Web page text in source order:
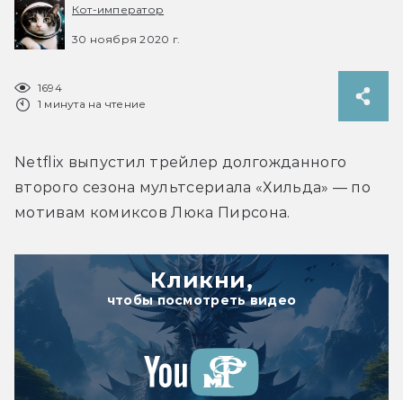
Кот-император
30 ноября 2020 г.
1694
1 минута на чтение
Netflix выпустил трейлер долгожданного
второго сезона мультсериала «Хильда» — по
мотивам комиксов Люка Пирсона.
Кликни,
чтобы посмотреть видео